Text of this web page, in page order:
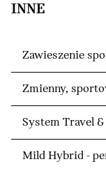
INNE
Zawieszenie
Zmienny,
System Travel
Mild Hybrid -